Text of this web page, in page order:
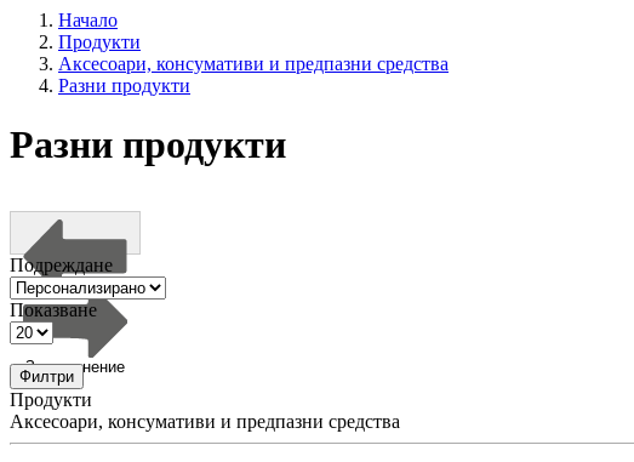
Начало
Продукти
Аксесоари, консумативи и предпазни средства
Разни продукти
Разни продукти
За сравнение
Подреждане
Показване
Филтри
Продукти
Аксесоари, консумативи и предпазни средства